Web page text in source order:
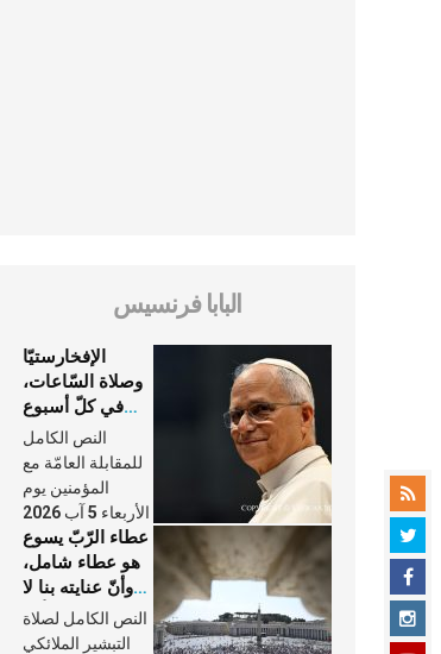
البابا فرنسيس
الإفخارستيّا
وصلاة السّاعات،
في كلّ أسبوع
وكلّ يوم، هما
النَّفَس في حياة
الكنيسة
النص الكامل
للمقابلة العامّة مع
المؤمنين يوم
الأربعاء 5 آب 2026
عطاء الرّبّ يسوع
هو عطاء شامل،
وأنّ عنايته بنا لا
تغيب عنّا أبدًا
النص الكامل لصلاة
التبشير الملائكي